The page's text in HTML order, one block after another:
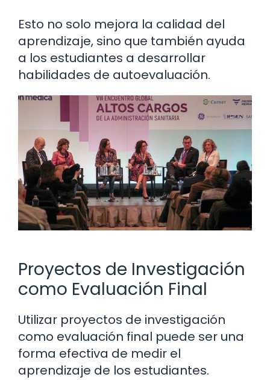
Esto no solo mejora la calidad del
aprendizaje, sino que también ayuda
a los estudiantes a desarrollar
habilidades de autoevaluación.
Proyectos de Investigación
como Evaluación Final
Utilizar proyectos de investigación
como evaluación final puede ser una
forma efectiva de medir el
aprendizaje de los estudiantes.